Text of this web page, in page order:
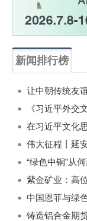
新闻排行榜
《习近平外交
“绿色中铜”从
紫金矿业：高
中国恩菲与绿
铸造铝合金期